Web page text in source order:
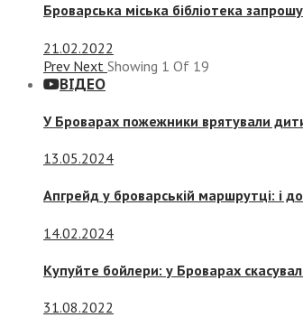
Броварська міська бібліотека
21.02.2022
Prev Next Showing 1 Of 19
ВІДЕО
У Броварах пожежники врятували
13.05.2024
Апгрейд у броварській маршрутці: і
14.02.2024
Купуйте бойлери: у Броварах
31.08.2022